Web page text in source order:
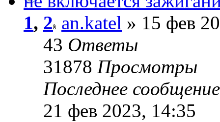
1, 2 an.katel » 15 фев
43 Ответы
31878 Просмотры
Последнее
21 фев 2023, 14:35